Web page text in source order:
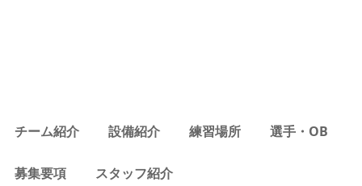
チーム紹介 設備紹介 練習場所 選手・OB
募集要項 スタッフ紹介